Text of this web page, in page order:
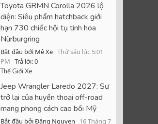
Toyota GRMN Corolla 2026 lộ
diện: Siêu phẩm hatchback giới
hạn 730 chiếc hội tụ tinh hoa
Nürburgring
Bắt đầu bởi Mê Xe Thứ sáu lúc 5:01
PM Trả lời: 0
Thế Giới Xe
Jeep Wrangler Laredo 2027: Sự
trở lại của huyền thoại off-road
mang phong cách cao bồi Mỹ
Bắt đầu bởi Đăng Nguyen
16 Tháng 7